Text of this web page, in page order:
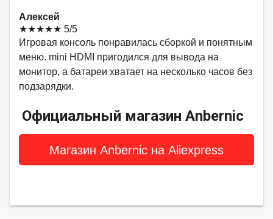
Алексей
★★★★★ 5/5
Игровая консоль понравилась сборкой и понятным
меню. mini HDMI пригодился для вывода на
монитор, а батареи хватает на несколько часов без
подзарядки.
Официальный магазин Anbernic
Магазин Anbernic на Aliexpress